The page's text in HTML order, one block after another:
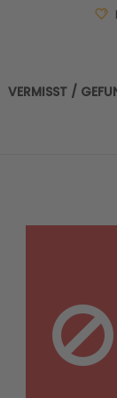
VERMISST /